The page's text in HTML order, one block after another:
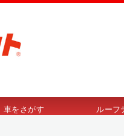
車をさがす ルーフ